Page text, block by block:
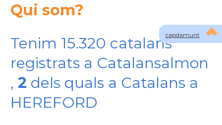
capdamunt
Qui som?
Tenim 15.320 catalans
registrats a Catalansalmon
, 2 dels quals a Catalans a
HEREFORD